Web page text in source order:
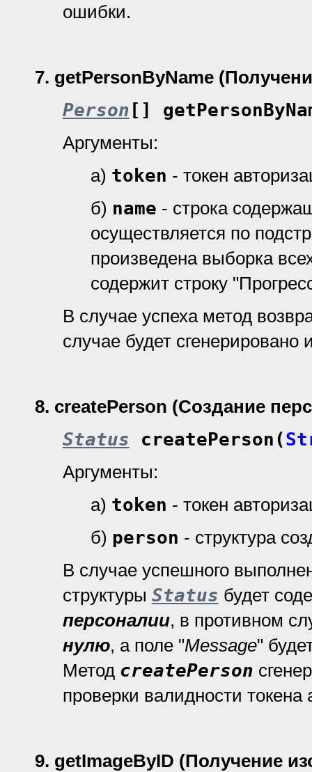
ошибки.
7. getPersonByName
Person []
Аргументы:
а) token - токен
б) name - строка
осуществляется по
произведена выборка
содержит строку
В случае успеха метод
случае будет сгенерировано
8. createPerson (Создание
Status createPerson(
Аргументы:
а) token - токен
б) person - структура
В случае успешного
структуры Status будет
персоналии, в противном
нулю, а поле "Message"
Метод createPerson
проверки валидности токена
9. getImageByID (Получение